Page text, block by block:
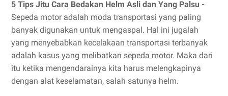
5 Tips Jitu Cara Bedakan Helm Asli dan Yang Palsu -
Sepeda motor adalah moda transportasi yang paling
banyak digunakan untuk mengaspal. Hal ini jugalah
yang menyebabkan kecelakaan transportasi terbanyak
adalah kasus yang melibatkan sepeda motor. Maka dari
itu ketika mengendarainya kita harus melengkapinya
dengan alat keselamatan, salah satunya helm.